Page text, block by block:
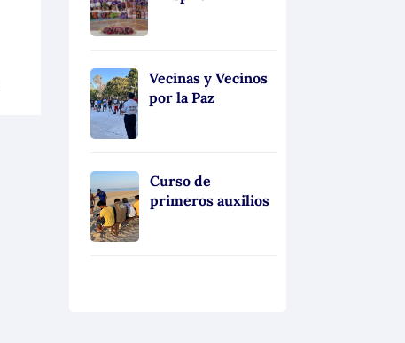
Vecinas y Vecinos
por la Paz
Curso de
primeros auxilios